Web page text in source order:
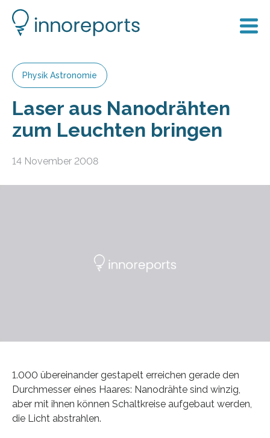
Physik Astronomie
Laser aus Nanodrähten
zum Leuchten bringen
14 November 2008
1.000 übereinander gestapelt erreichen gerade den
Durchmesser eines Haares: Nanodrähte sind winzig,
aber mit ihnen können Schaltkreise aufgebaut werden,
die Licht abstrahlen.